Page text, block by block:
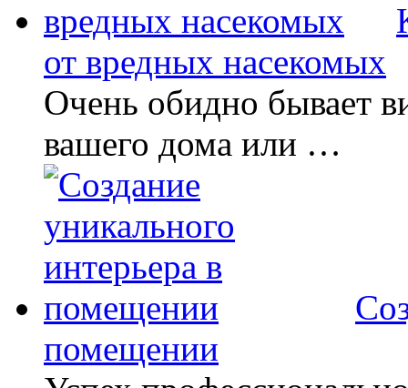
от вредных насекомых
Очень обидно бывает
вашего дома или …
помещении